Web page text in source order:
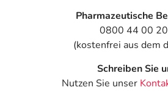
Pharmazeutische
0800 44 00
(kostenfrei aus dem
Schreiben Sie
Nutzen Sie unser